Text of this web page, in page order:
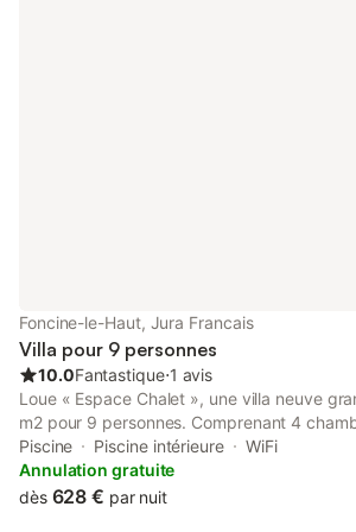
Foncine-le-Haut, Jura Francais
Villa pour 9 personnes
10.0Fantastique⋅1 avis
Loue « Espace Chalet », une villa neuve
m2 pour 9 personnes. Comprenant 4
à l’italienne, cuisine toute équipée italienne,
terrasse et un grand garage. Le logement C
chalet moderne construit avec des
Piscine Piscine intérieure
WiFi
Annulation gratuite
dès 628 € par nuit